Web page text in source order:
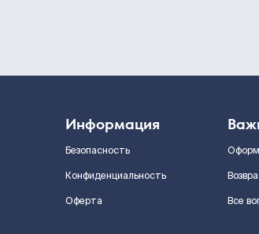
Информация
Безопасность
Конфиденциальность
Оферта
Все